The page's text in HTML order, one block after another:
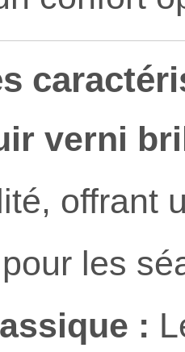
verni
offrant
les
: